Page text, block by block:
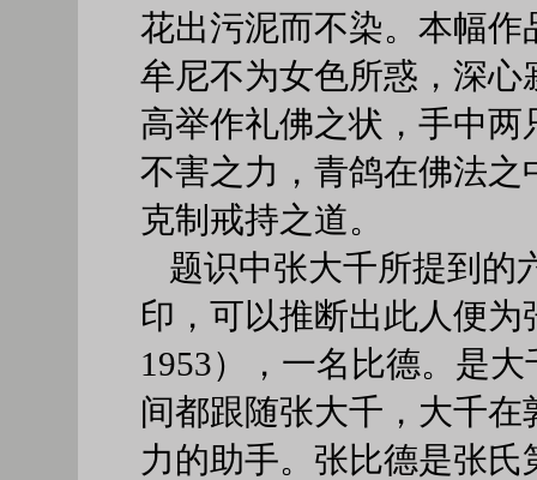
花出污泥而不染。本幅
牟尼不为女色所惑，深
高举作礼佛之状，手中
不害之力，青鸽在佛法
克制戒持之道。
题识中张大千所提到的
印，可以推断出此人便
1953），一名比德。是
间都跟随张大千，大千
力的助手。张比德是张